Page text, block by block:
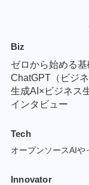
Biz
ゼロから始める
ChatGPT（ビジ
生成AI×ビジネス
インタビュー
Tech
オープンソースAIや
Innovator